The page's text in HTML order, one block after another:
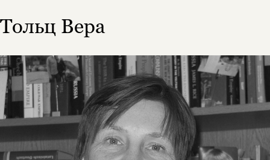
Тольц Вера
Этой книги временно